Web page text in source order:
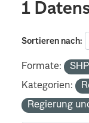
1
Sortieren nach
Formate:
Kategorien:
Regierung